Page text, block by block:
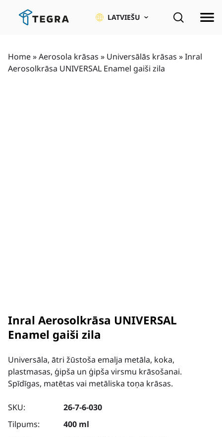
LATVIEŠU
Home»Aerosola krāsas » Universālās krāsas »Inral
Aerosolkrāsa UNIVERSAL Enamel gaiši zila
Inral Aerosolkrāsa UNIVERSAL
Enamel gaiši zila
Universāla, ātri žūstoša emalja metāla, koka,
plastmasas, ģipša un ģipša virsmu krāsošanai.
Spīdīgas, matētas vai metāliska toņa krāsas.
SKU:
26-7-6-030
Tilpums:
400 ml